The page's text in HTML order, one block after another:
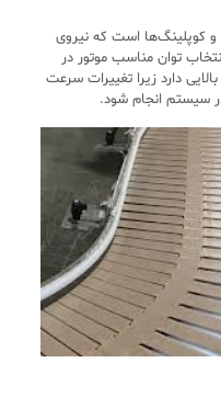
کوپلینگ‌ها است که نیروی
توان مناسب موتور در
دارد زیرا تغییرات سرعت
سیستم انجام شود.